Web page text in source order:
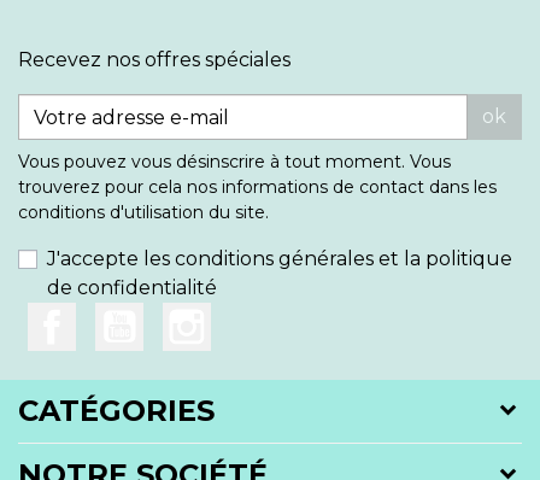
Recevez nos offres spéciales
ok
Vous pouvez vous désinscrire à tout moment. Vous
trouverez pour cela nos informations de contact dans les
conditions d'utilisation du site.
J'accepte les conditions générales et la politique
de confidentialité
CATÉGORIES